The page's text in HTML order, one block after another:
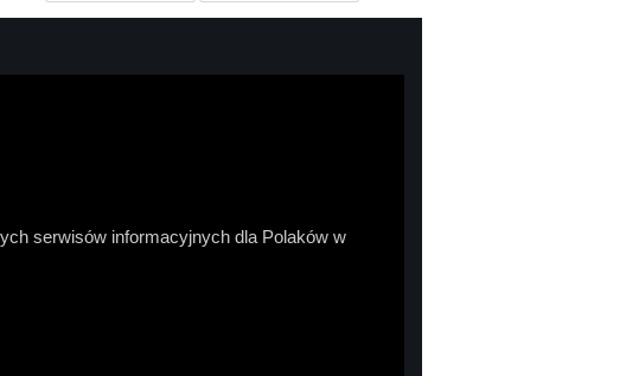
serwisów informacyjnych dla Polaków w